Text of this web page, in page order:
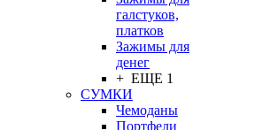
галстуков,
платков
Зажимы для
денег
+ ЕЩЕ 1
СУМКИ
Чемоданы
Портфели